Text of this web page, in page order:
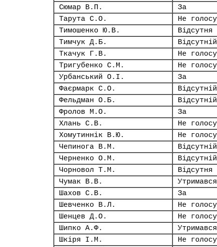
Сюмар В.П.
За
Тарута С.О.
Не
Тимошенко Ю.В.
Відсутня
Тимчук Д.Б.
Відсутній
Ткачук Г.В.
Не
Тригубенко С.М.
Не
Урбанський О.І.
За
Фаєрмарк С.О.
Відсутній
Фельдман О.Б.
Відсутній
Фролов М.О.
За
Хлань С.В.
Не
Хомутиннік В.Ю.
Не
Чепинога В.М.
Відсутній
Черненко О.М.
Відсутній
Чорновол Т.М.
Відсутня
Чумак В.В.
Утримався
Шахов С.В.
За
Шевченко В.Л.
Не
Шенцев Д.О.
Не
Шипко А.Ф.
Утримався
Шкіря І.М.
Не